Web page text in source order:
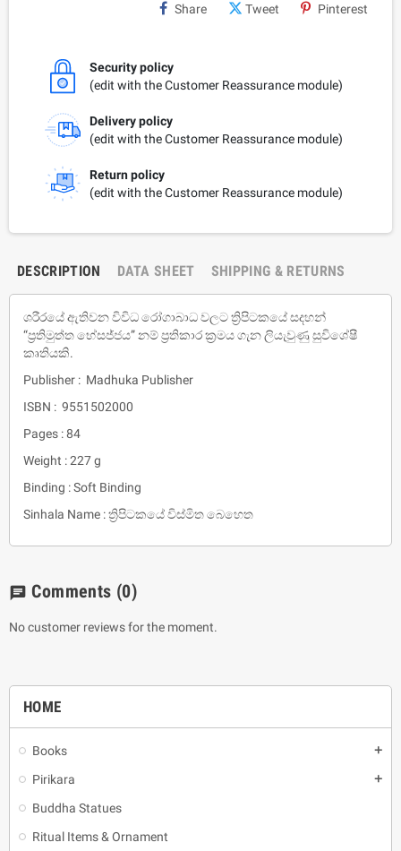
HOME
Books add
Pirikara add
Buddha Statues
Ritual Items & Ornament
Share Tweet Pinterest
Security policy
(edit with the Customer Reassurance module)
Delivery policy
(edit with the Customer Reassurance module)
Return policy
(edit with the Customer Reassurance module)
DESCRIPTION DATA SHEET SHIPPING & RETURNS
ශරීරයේ ඇතිවන විවිධ රෝගාබාධ වලට ත්‍රිපිටකයේ සදහන්
“ප්‍රතිමුත්ත භේසජ්ජය” නම් ප්‍රතිකාර ක්‍රමය ගැන ලියැවුණු සුවිශේෂී
කෘතියකි.
Publisher : Madhuka Publisher
ISBN : 9551502000
Pages : 84
Weight : 227 g
Binding : Soft Binding
Sinhala Name : ත්‍රිපිටකයේ විස්මිත බෙහෙත
chat Comments (0)
No customer reviews for the moment.